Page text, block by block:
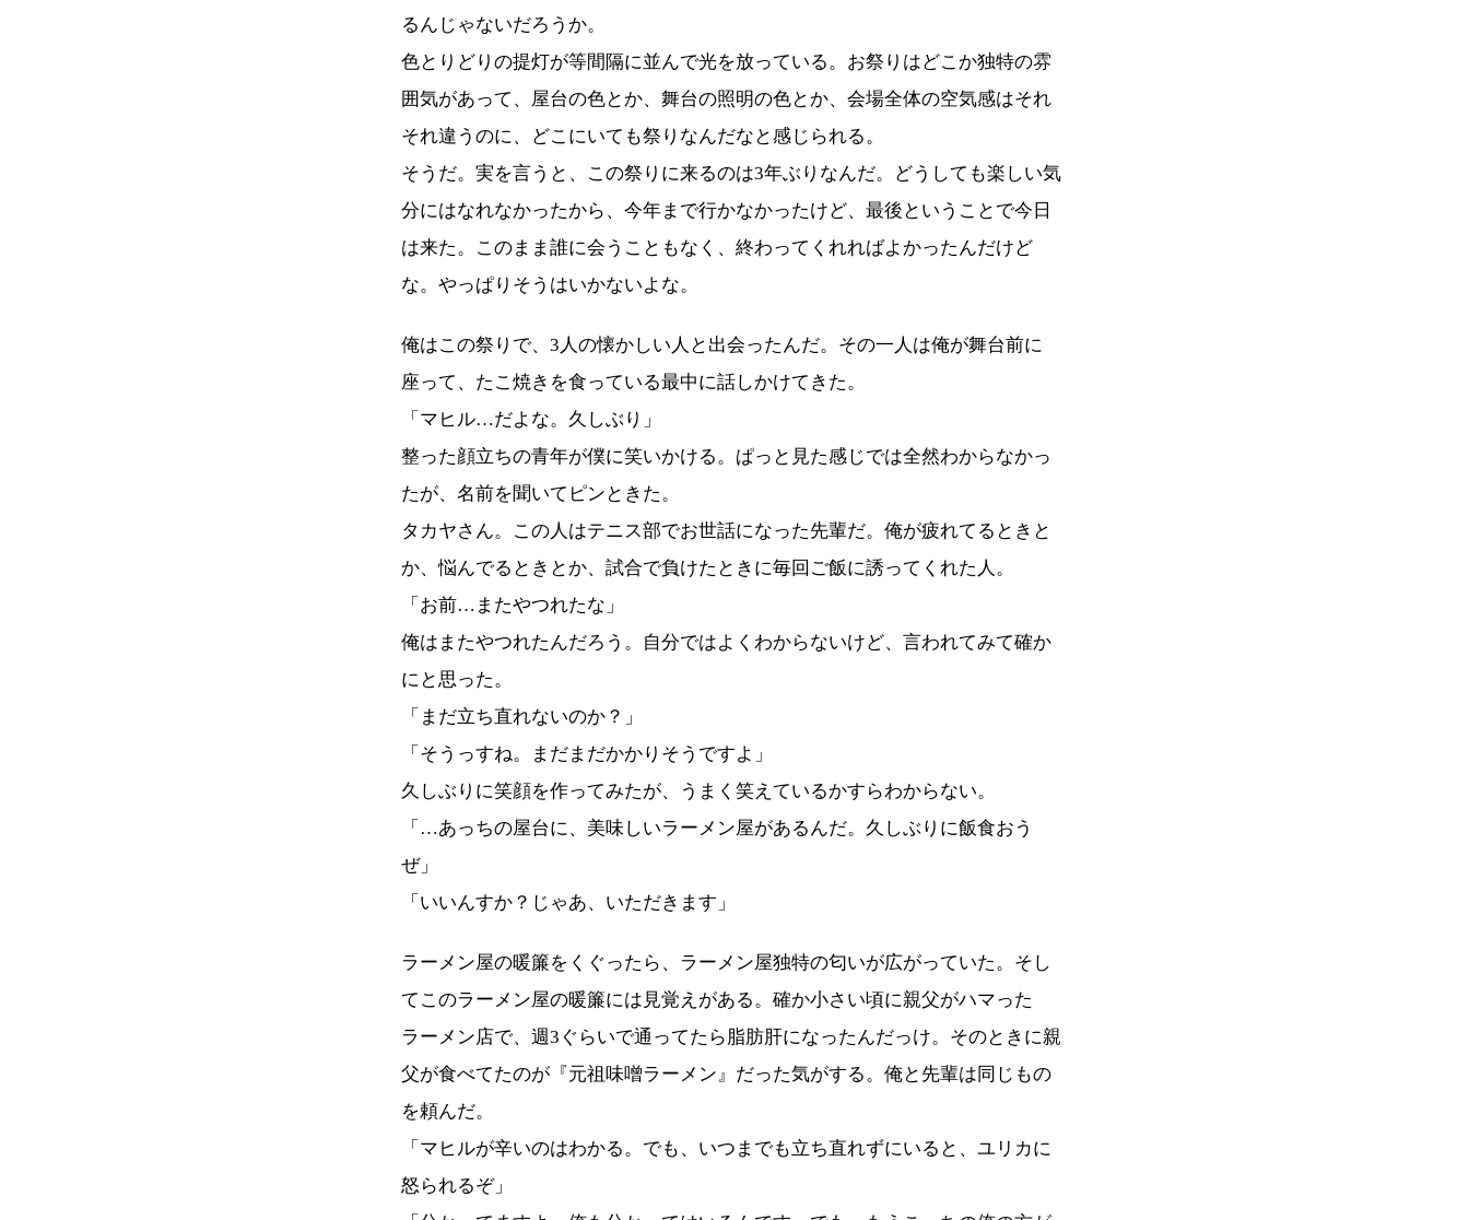
るんじゃないだろうか。
色とりどりの提灯が等間隔に並んで光を放っている。お祭りはどこか独特の雰
囲気があって、屋台の色とか、舞台の照明の色とか、会場全体の空気感はそれ
それ違うのに、どこにいても祭りなんだなと感じられる。
そうだ。実を言うと、この祭りに来るのは3年ぶりなんだ。どうしても楽しい気
分にはなれなかったから、今年まで行かなかったけど、最後ということで今日
は来た。このまま誰に会うこともなく、終わってくれればよかったんだけど
な。やっぱりそうはいかないよな。
俺はこの祭りで、3人の懐かしい人と出会ったんだ。その一人は俺が舞台前に
座って、たこ焼きを食っている最中に話しかけてきた。
「マヒル…だよな。久しぶり」
整った顔立ちの青年が僕に笑いかける。ぱっと見た感じでは全然わからなかっ
たが、名前を聞いてピンときた。
タカヤさん。この人はテニス部でお世話になった先輩だ。俺が疲れてるときと
か、悩んでるときとか、試合で負けたときに毎回ご飯に誘ってくれた人。
「お前…またやつれたな」
俺はまたやつれたんだろう。自分ではよくわからないけど、言われてみて確か
にと思った。
「まだ立ち直れないのか？」
「そうっすね。まだまだかかりそうですよ」
久しぶりに笑顔を作ってみたが、うまく笑えているかすらわからない。
「…あっちの屋台に、美味しいラーメン屋があるんだ。久しぶりに飯食おう
ぜ」
「いいんすか？じゃあ、いただきます」
ラーメン屋の暖簾をくぐったら、ラーメン屋独特の匂いが広がっていた。そし
てこのラーメン屋の暖簾には見覚えがある。確か小さい頃に親父がハマった
ラーメン店で、週3ぐらいで通ってたら脂肪肝になったんだっけ。そのときに親
父が食べてたのが『元祖味噌ラーメン』だった気がする。俺と先輩は同じもの
を頼んだ。
「マヒルが辛いのはわかる。でも、いつまでも立ち直れずにいると、ユリカに
怒られるぞ」